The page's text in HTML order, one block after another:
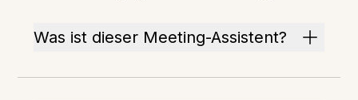
Was ist dieser Meeting-Assistent?